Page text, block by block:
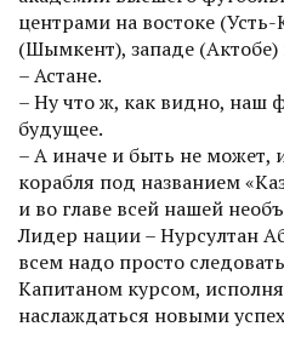
центрами на востоке
(Шымкент), западе
– Астане.
– Ну что ж, как видно, наш
будущее.
– А иначе и быть не может,
корабля под названием
и во главе всей нашей
Лидер нации – Нурсултан
всем надо просто
Капитаном курсом,
наслаждаться новыми